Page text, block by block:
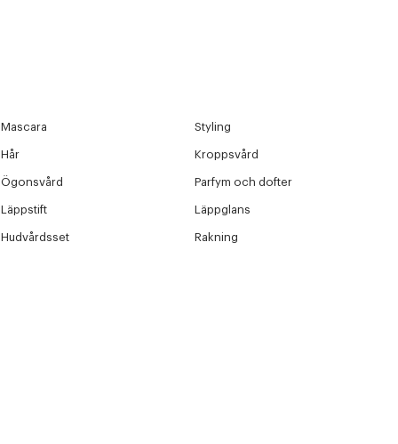
Mascara Styling
Hår Kroppsvård
Ögonsvård Parfym och dofter
Läppstift Läppglans
Hudvårdsset Rakning